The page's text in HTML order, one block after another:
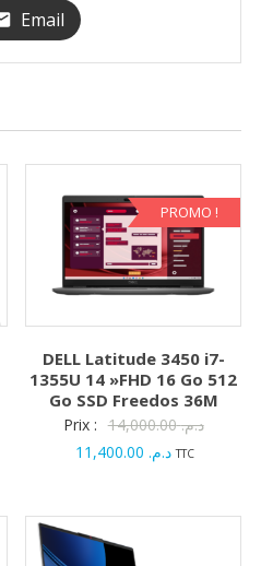
Email
PROMO !
DELL Latitude 3450 i7-
1355U 14 »FHD 16 Go 512
Go SSD Freedos 36M
Prix : د.م.14,000.00
Le
د.م.11,400.00
Le
TTC